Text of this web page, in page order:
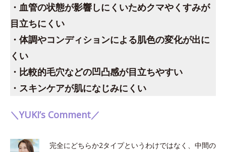
・血管の状態が影響しにくいためクマやくすみが
目立ちにくい
・体調やコンディションによる肌色の変化が出に
くい
・比較的毛穴などの凹凸感が目立ちやすい
・スキンケアが肌になじみにくい
＼YUKI’s Comment／
完全にどちらか2タイプというわけではなく、中間の